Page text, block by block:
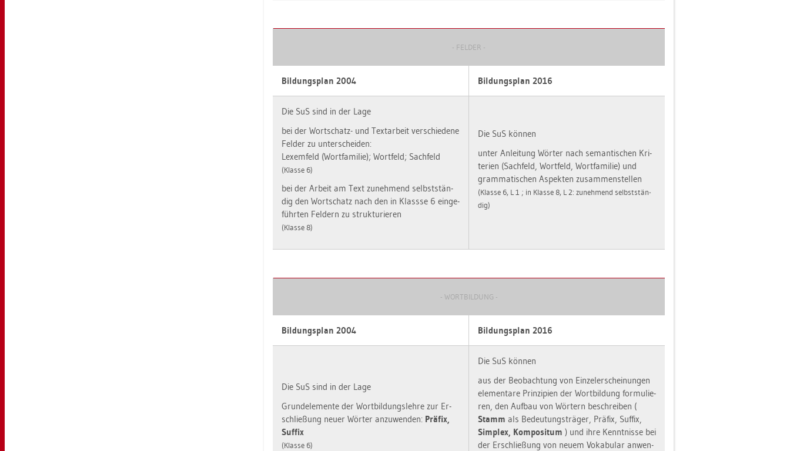
- FEL­DER -
Bil­dungs­plan 2004 Bil­dungs­plan 2016
Die SuS sind in der Lage
bei der Wort­schatz- und Text­ar­beit ver­schie­de­ne
Fel­der zu un­ter­schei­den:
Lex­em­feld (Wort­fa­mi­lie); Wort­feld; Sach­feld
(Klas­se 6)
bei der Ar­beit am Text zu­neh­mend selbst­stän­
dig den Wort­schatz nach den in Klass­se 6 ein­ge­
führ­ten Fel­dern zu struk­tu­rie­ren
(Klas­se 8)
Die SuS kön­nen
unter An­lei­tung Wör­ter nach se­man­ti­schen Kri­
te­ri­en (Sach­feld, Wort­feld, Wort­fa­mi­lie) und
gram­ma­ti­schen As­pek­ten zu­sam­men­stel­len
(Klas­se 6, L 1 ; in Klas­se 8, L 2: zu­neh­mend selbst­stän­
dig)
- WORT­BIL­DUNG -
Bil­dungs­plan 2004 Bil­dungs­plan 2016
Die SuS sind in der Lage
Grund­ele­men­te der Wort­bil­dungs­leh­re zur Er­
schlie­ßung neuer Wör­ter an­zu­wen­den: Prä­fix,
Suf­fix
(Klas­se 6)
Die SuS kön­nen
aus der Be­ob­ach­tung von Ein­zel­er­schei­nun­gen
ele­men­ta­re Prin­zi­pi­en der Wort­bil­dung for­mu­lie­
ren, den Auf­bau von Wör­tern be­schrei­ben (
Stamm als Be­deu­tungs­trä­ger, Prä­fix, Suf­fix,
Sim­plex, Kom­po­si­tum ) und ihre Kennt­nis­se bei
der Er­schlie­ßung von neuem Vo­ka­bu­lar an­wen­